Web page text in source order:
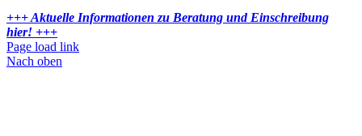
+++ Aktuelle Informationen zu Beratung und Einschreibung
hier! +++
Page load link
Nach oben